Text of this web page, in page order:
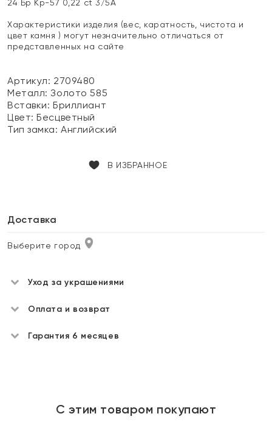
24 Бр Кр-57 0,22 ct 3/5А
Характеристики изделия (вес, каратность, чистота и
цвет камня ) могут незначительно отличаться от
представленных на сайте
Артикул: 2709480
Металл:Золото 585
Вставки:Бриллиант
Цвет:Бесцветный
Тип замка:Английский
В ИЗБРАННОЕ
Доставка
Выберите город
Уход за украшениями
Оплата и возврат
Гарантия 6 месяцев
С этим товаром покупают